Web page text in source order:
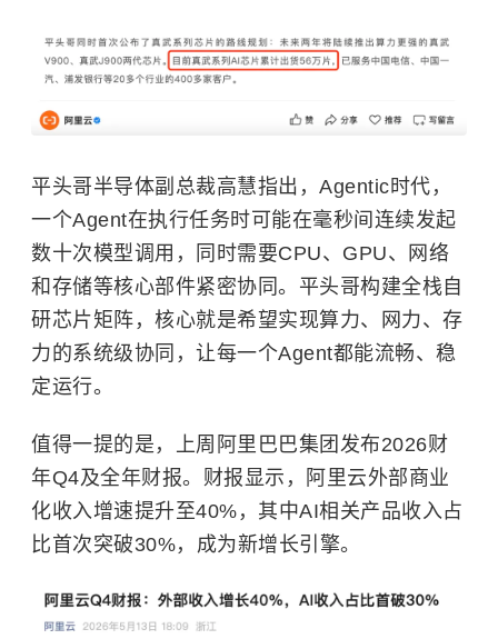
平头哥半导体副总裁高慧指出，Agentic时代，
一个Agent在执行任务时可能在毫秒间连续发起
数十次模型调用，同时需要CPU、GPU、网络
和存储等核心部件紧密协同。平头哥构建全栈自
研芯片矩阵，核心就是希望实现算力、网力、存
力的系统级协同，让每一个Agent都能流畅、稳
定运行。
值得一提的是，上周阿里巴巴集团发布2026财
年Q4及全年财报。财报显示，阿里云外部商业
化收入增速提升至40%，其中AI相关产品收入占
比首次突破30%，成为新增长引擎。